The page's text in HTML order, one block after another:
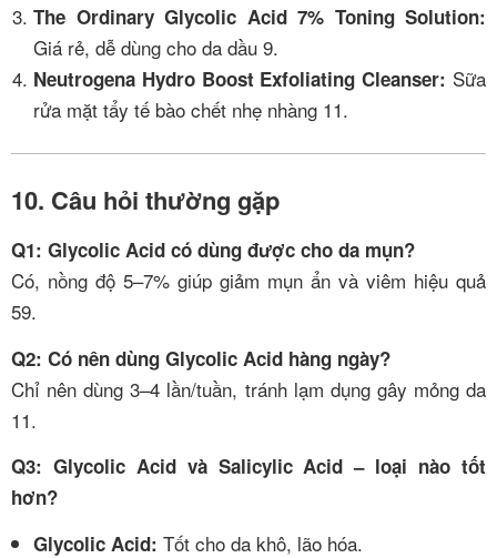
The Ordinary Glycolic Acid 7% Toning Solution:
Giá rẻ, dễ dùng cho da dầu 9.
Neutrogena Hydro Boost Exfoliating Cleanser: Sữa
rửa mặt tẩy tế bào chết nhẹ nhàng 11.
10. Câu hỏi thường gặp
Q1: Glycolic Acid có dùng được cho da mụn?
Có, nồng độ 5–7% giúp giảm mụn ẩn và viêm hiệu quả
59.
Q2: Có nên dùng Glycolic Acid hàng ngày?
Chỉ nên dùng 3–4 lần/tuần, tránh lạm dụng gây mỏng da
11.
Q3: Glycolic Acid và Salicylic Acid – loại nào tốt
hơn?
Glycolic Acid: Tốt cho da khô, lão hóa.